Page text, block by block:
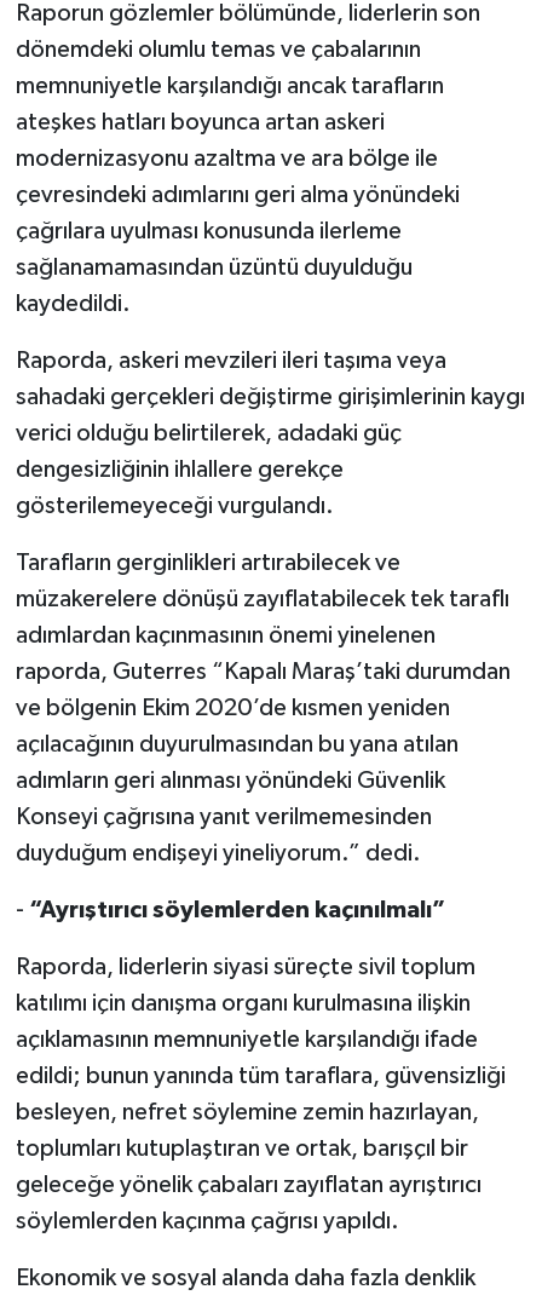
Raporun gözlemler bölümünde, liderlerin son
dönemdeki olumlu temas ve çabalarının
memnuniyetle karşılandığı ancak tarafların
ateşkes hatları boyunca artan askeri
modernizasyonu azaltma ve ara bölge ile
çevresindeki adımlarını geri alma yönündeki
çağrılara uyulması konusunda ilerleme
sağlanamamasından üzüntü duyulduğu
kaydedildi.
Raporda, askeri mevzileri ileri taşıma veya
sahadaki gerçekleri değiştirme girişimlerinin kaygı
verici olduğu belirtilerek, adadaki güç
dengesizliğinin ihlallere gerekçe
gösterilemeyeceği vurgulandı.
Tarafların gerginlikleri artırabilecek ve
müzakerelere dönüşü zayıflatabilecek tek taraflı
adımlardan kaçınmasının önemi yinelenen
raporda, Guterres “Kapalı Maraş’taki durumdan
ve bölgenin Ekim 2020’de kısmen yeniden
açılacağının duyurulmasından bu yana atılan
adımların geri alınması yönündeki Güvenlik
Konseyi çağrısına yanıt verilmemesinden
duyduğum endişeyi yineliyorum.” dedi.
- “Ayrıştırıcı söylemlerden kaçınılmalı”
Raporda, liderlerin siyasi süreçte sivil toplum
katılımı için danışma organı kurulmasına ilişkin
açıklamasının memnuniyetle karşılandığı ifade
edildi; bunun yanında tüm taraflara, güvensizliği
besleyen, nefret söylemine zemin hazırlayan,
toplumları kutuplaştıran ve ortak, barışçıl bir
geleceğe yönelik çabaları zayıflatan ayrıştırıcı
söylemlerden kaçınma çağrısı yapıldı.
Ekonomik ve sosyal alanda daha fazla denklik